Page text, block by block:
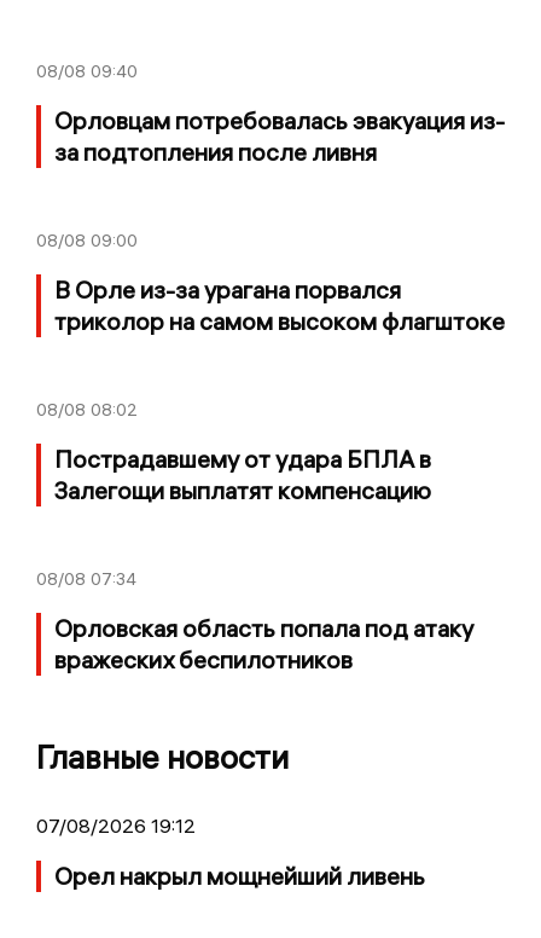
08/08 09:40
Орловцам потребовалась эвакуация из-
за подтопления после ливня
08/08 09:00
В Орле из-за урагана порвался
триколор на самом высоком флагштоке
08/08 08:02
Пострадавшему от удара БПЛА в
Залегощи выплатят компенсацию
08/08 07:34
Орловская область попала под атаку
вражеских беспилотников
Главные новости
07/08/2026 19:12
Орел накрыл мощнейший ливень